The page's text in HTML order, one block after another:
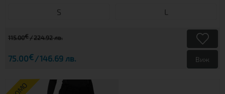
S L
115.00€ 224.92 лв.
75.00€ 146.69 лв. Виж